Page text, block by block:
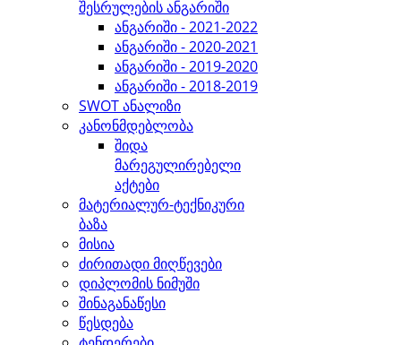
შესრულების ანგარიში
ანგარიში - 2021-2022
ანგარიში - 2020-2021
ანგარიში - 2019-2020
ანგარიში - 2018-2019
SWOT ანალიზი
კანონმდებლობა
შიდა
მარეგულირებელი
აქტები
მატერიალურ-ტექნიკური
ბაზა
მისია
ძირითადი მიღწევები
დიპლომის ნიმუში
შინაგანაწესი
წესდება